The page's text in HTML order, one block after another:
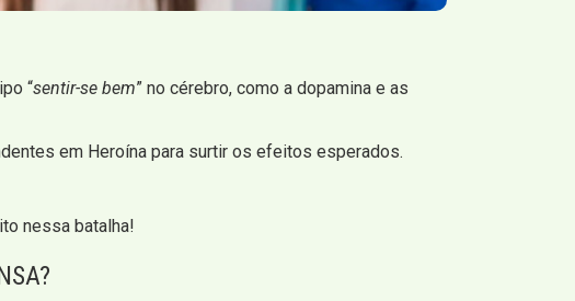
“sentir-se bem” no cérebro, como a dopamina e as
em Heroína para surtir os efeitos esperados.
nessa batalha!